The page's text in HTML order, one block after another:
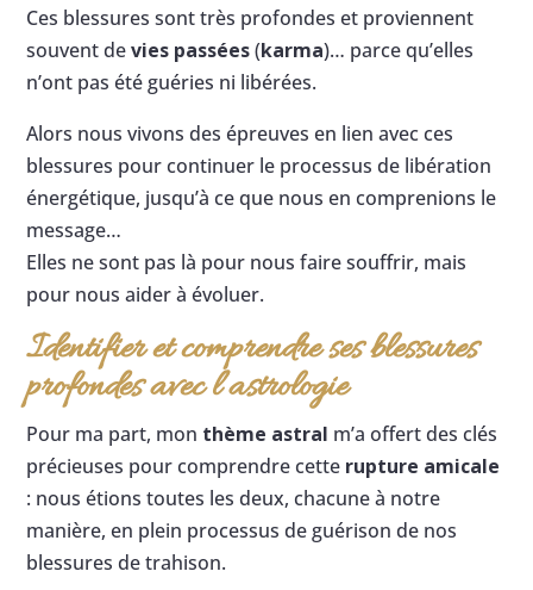
Ces blessures sont très profondes et proviennent
souvent devies passées(karma)… parce qu’elles
n’ont pas été guéries ni libérées.
Alors nous vivons des épreuves en lien avec ces
blessures pour continuer le processus de libération
énergétique, jusqu’à ce que nous en comprenions le
message…
Elles ne sont pas là pour nous faire souffrir, mais
pour nous aider à évoluer.
Identifier et comprendre ses blessures
profondes avec l’astrologie
Pour ma part, mon thème astral m’a offert des clés
précieuses pour comprendre cette rupture amicale
: nous étions toutes les deux, chacune à notre
manière, en plein processus de guérison de nos
blessures de trahison.